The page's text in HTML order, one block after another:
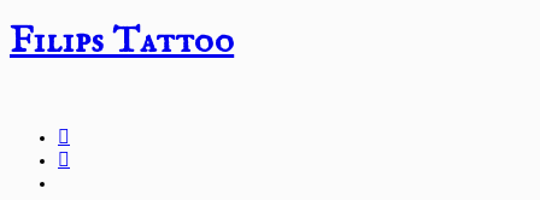
k
obsahu
Filips Tattoo